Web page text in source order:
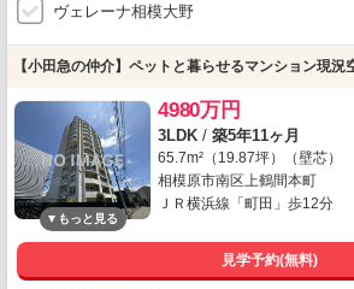
ヴェレーナ相模大野
【小田急の仲介】ペットと暮らせるマンション現
4980万円
3LDK / 築5年11ヶ月
65.7m²（19.87坪）（壁芯）
相模原市南区上鶴間本町
ＪＲ横浜線「町田」歩12分
見学予約(無料)